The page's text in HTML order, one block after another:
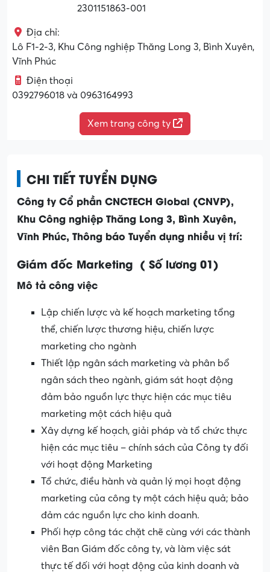
2301151863-001
Địa chỉ:
Lô F1-2-3, Khu Công nghiệp Thăng Long 3, Bình Xuyên,
Vĩnh Phúc
Điện thoại
0392796018 và 0963164993
Xem trang công ty
CHI TIẾT TUYỂN DỤNG
Công ty Cổ phần CNCTECH Global (CNVP),
Khu Công nghiệp Thăng Long 3, Bình Xuyên,
Vĩnh Phúc, Thông báo Tuyển dụng nhiều vị trí:
Giám đốc Marketing ( Số lương 01)
Mô tả công việc
Lập chiến lược và kế hoạch marketing tổng
thể, chiến lược thương hiệu, chiến lược
marketing cho ngành
Thiết lập ngân sách marketing và phân bổ
ngân sách theo ngành, giám sát hoạt động
đảm bảo nguồn lực thực hiện các mục tiêu
marketing một cách hiệu quả
Xây dựng kế hoạch, giải pháp và tổ chức thực
hiện các mục tiêu – chính sách của Công ty đối
với hoạt động Marketing
Tổ chức, điều hành và quản lý mọi hoạt động
marketing của công ty một cách hiệu quả; bảo
đảm các nguồn lực cho kinh doanh.
Phối hợp công tác chặt chẽ cùng với các thành
viên Ban Giám đốc công ty, và làm việc sát
thực tế đối với hoạt động của kinh doanh và